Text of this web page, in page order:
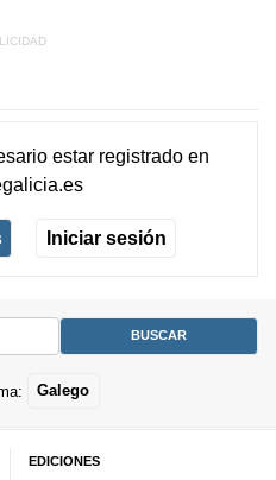
estar registradoen
Iniciar sesión
Galego
EDICIONES